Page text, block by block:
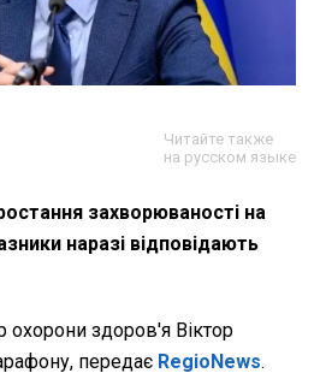
Читайте также
на русском языке
захворюваності на
наразі відповідають
охорони здоров'я Віктор
передає RegioNews.